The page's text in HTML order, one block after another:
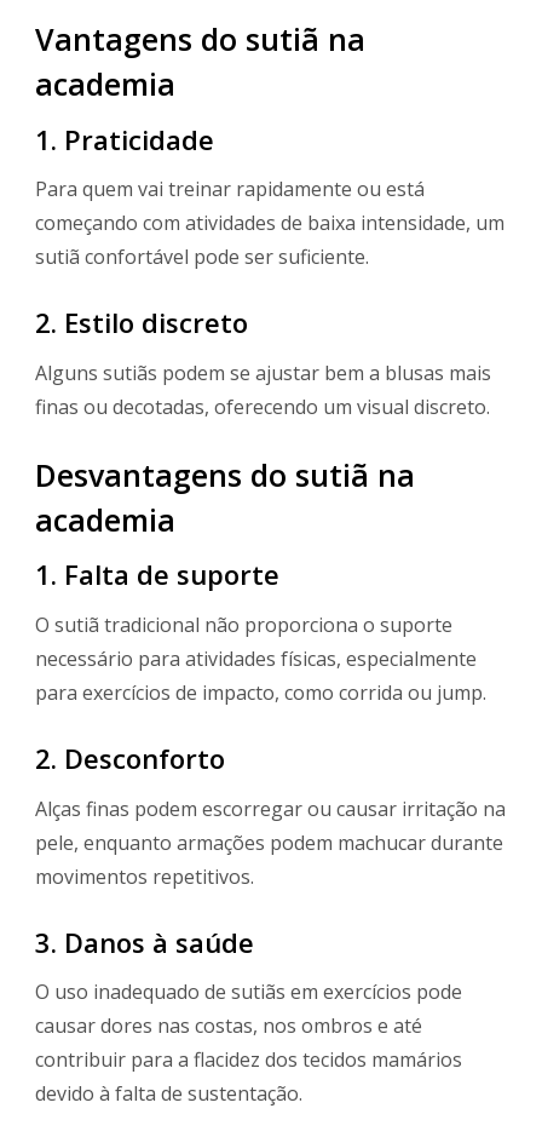
Vantagens do sutiã na
academia
1. Praticidade
Para quem vai treinar rapidamente ou está
começando com atividades de baixa intensidade, um
sutiã confortável pode ser suficiente.
2. Estilo discreto
Alguns sutiãs podem se ajustar bem a blusas mais
finas ou decotadas, oferecendo um visual discreto.
Desvantagens do sutiã na
academia
1. Falta de suporte
O sutiã tradicional não proporciona o suporte
necessário para atividades físicas, especialmente
para exercícios de impacto, como corrida ou jump.
2. Desconforto
Alças finas podem escorregar ou causar irritação na
pele, enquanto armações podem machucar durante
movimentos repetitivos.
3. Danos à saúde
O uso inadequado de sutiãs em exercícios pode
causar dores nas costas, nos ombros e até
contribuir para a flacidez dos tecidos mamários
devido à falta de sustentação.